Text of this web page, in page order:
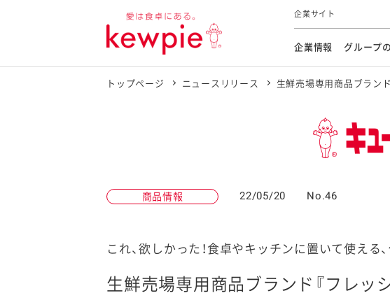
企業サイト
企業情報
トップメッセージ
グループ
市販用
食育活動方針
食をテーマにした講演会
トップメッセージ
持続可能な調達
品質と安全・安心
イニシアチブ・加盟団体
サステナビリティ活動
本部長メッセージ
個人投資家の皆さまへ
IRよくあるご質問
免責事項
お客様相談室
商品情報 22/05/20 No.46
これ、欲しかった！食卓やキッチンに置いて使える
生鮮売場専用商品ブランド『フレッ
トップページ ニュースリリース 生鮮売場専用商品ブラン